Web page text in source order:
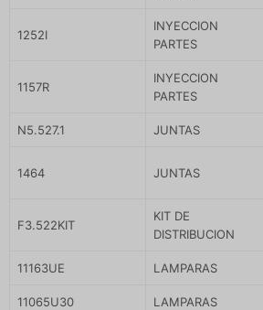
1252I
INYECCION
PARTES
1157R
INYECCION
PARTES
N5.527.1 JUNTAS
1464 JUNTAS
F3.522KIT
KIT DE
DISTRIBUCION
11163UE LAMPARAS
11065U30 LAMPARAS